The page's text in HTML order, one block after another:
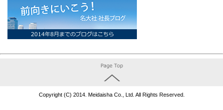
Copyright (C) 2014. Meidaisha Co., Ltd. All Rights Reserved.